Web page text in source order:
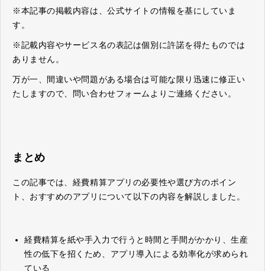
※本記事の掲載内容は、公式サイトの情報を基にしていま
す。
※記載内容やサービス名の表記は個別に許諾を得たものでは
ありません。
万が一、間違いや問題がある場合は可能な限り迅速に修正い
たしますので、問い合わせフォームよりご連絡ください。
まとめ
この記事では、経費精算アプリの必要性や選び方のポイン
ト、おすすめのアプリについて以下の内容を解説しました。
経費精算を紙や手入力で行うと時間と手間がかかり、生産
性の低下を招くため、アプリ導入による効率化が求められ
ている